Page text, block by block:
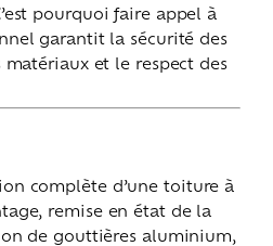
pourquoi faire appel à
garantit la sécurité des
et le respect des
complète d’une toiture à
remise en état de la
de gouttières aluminium,